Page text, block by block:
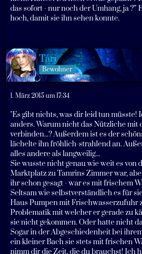
das sofort - nur noch der Umhang, ja ?”
hoch, damit sie ihn sehen konnte.
Tári
Bewohner
1. März 2015 um 17:34
"Es gibt nichts, was dir leid tun müsste!
anders. Warum nicht das Nützliche mit
verbinden...? Außerdem ist es der
lächelte ihn fröhlich-strahlend an.
alles andere als langweilig...
Sie wusste nicht genau wie weit es von
Marktplatz zu Tamrins Zimmer war,
ihr schon gesagt - war es mit frischem
Seltsam wie selbstverständlich es für
Haus Pumpen mit Frischwasserzufuhr
Problematik mit welcher er gerade zu
sie nicht gekommen. Oder hatte nicht
Sogar in der Abgeschiedenheit bei
ein kleiner Bach sie stets mit frischen
nimm dir die Zeit, die du brauchst! Ich